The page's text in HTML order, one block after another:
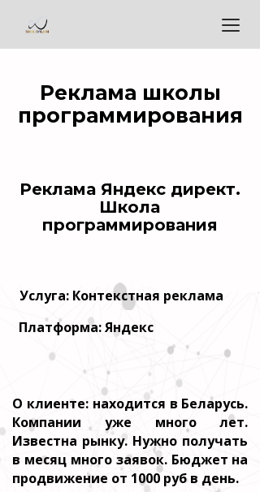
Реклама Яндекс директ.
Школа
программирования
Реклама школы
программирования
Услуга: Контекстная реклама
Платформа: Яндекс
О клиенте: находится в Беларусь.
Компании уже много лет.
Известна рынку. Нужно получать
в месяц много заявок. Бюджет на
продвижение от 1000 руб в день.